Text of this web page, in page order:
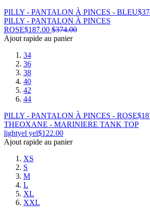
PILLY - PANTALON À PINCES - BLEU$
PILLY - PANTALON À PINCES
ROSE$187.00 $374.00
Ajout rapide au panier
34
36
38
40
42
44
PILLY - PANTALON À PINCES - ROSE$
THEOXANE - MARINIERE TANK TOP
lightyel yel$122.00
Ajout rapide au panier
XS
S
M
L
XL
XXL